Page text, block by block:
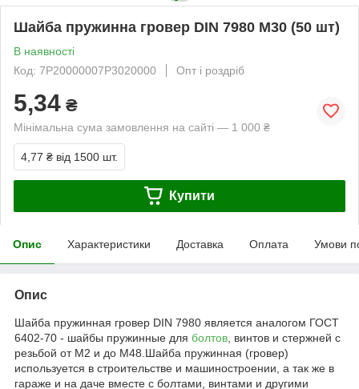
Шайба пружинна гровер DIN 7980 М30 (50 шт)
В наявності
Код: 7P20000007P3020000
Опт і роздріб
5,34 ₴
Мінімальна сума замовлення на сайті — 1 000 ₴
4,77 ₴ від 1500 шт.
Купити
Опис Характеристики Доставка Оплата Умови
Опис
Шайба пружинная гровер DIN 7980 является аналогом ГОСТ
6402-70 - шайбы пружинные для болтов , винтов и стержней с
резьбой от М2 и до М48.Шайба пружинная (гровер)
используется в строительстве и машиностроении, а так же в
гараже и на даче вместе с болтами, винтами и другими